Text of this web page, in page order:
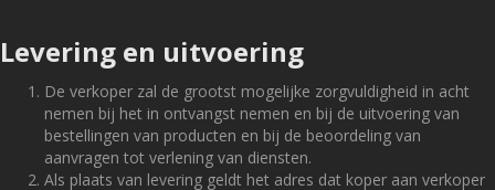
Levering en uitvoering
De verkoper zal de grootst mogelijke zorgvuldigheid in acht
nemen bij het in ontvangst nemen en bij de uitvoering van
bestellingen van producten en bij de beoordeling van
aanvragen tot verlening van diensten.
Als plaats van levering geldt het adres dat koper aan verkoper